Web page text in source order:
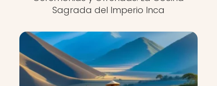
Sagrada del Imperio Inca